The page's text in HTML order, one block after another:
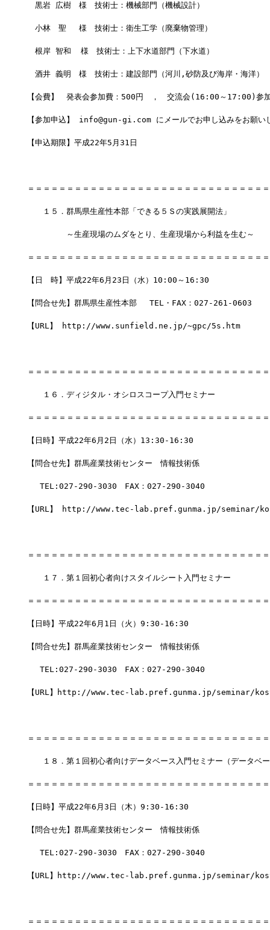
黒岩 広樹　様　技術士：機械部門（機械設計）
小林　聖　 様　技術士：衛生工学（廃棄物管理）
根岸 智和  様　技術士：上下水道部門（下水道）
酒井 義明　様　技術士：建設部門（河川,砂防及び海岸・海洋）
【会費】　発表会参加費：500円　，　交流会(16:00～17:00)参
【参加申込】 info@gun-gi.com にメールでお申し込みをお願い
【申込期限】平成22年5月31日
＝＝＝＝＝＝＝＝＝＝＝＝＝＝＝＝＝＝＝＝＝＝＝＝＝＝＝＝＝＝
１５．群馬県生産性本部「できる５Ｓの実践展開法」
～生産現場のムダをとり、生産現場から利益を生む～
＝＝＝＝＝＝＝＝＝＝＝＝＝＝＝＝＝＝＝＝＝＝＝＝＝＝＝＝＝＝
【日　時】平成22年6月23日（水）10:00～16:30
【問合せ先】群馬県生産性本部　 TEL・FAX：027-261-0603
【URL】 http://www.sunfield.ne.jp/~gpc/5s.htm
＝＝＝＝＝＝＝＝＝＝＝＝＝＝＝＝＝＝＝＝＝＝＝＝＝＝＝＝＝＝
１６．ディジタル・オシロスコープ入門セミナー
＝＝＝＝＝＝＝＝＝＝＝＝＝＝＝＝＝＝＝＝＝＝＝＝＝＝＝＝＝＝
【日時】平成22年6月2日（水）13:30-16:30
【問合せ先】群馬産業技術センター　情報技術係
TEL:027-290-3030　FAX：027-290-3040
【URL】 http://www.tec-lab.pref.gunma.jp/seminar/
＝＝＝＝＝＝＝＝＝＝＝＝＝＝＝＝＝＝＝＝＝＝＝＝＝＝＝＝＝＝
１７．第１回初心者向けスタイルシート入門セミナー
＝＝＝＝＝＝＝＝＝＝＝＝＝＝＝＝＝＝＝＝＝＝＝＝＝＝＝＝＝＝
【日時】平成22年6月1日（火）9:30-16:30
【問合せ先】群馬産業技術センター　情報技術係
TEL:027-290-3030　FAX：027-290-3040
【URL】http://www.tec-lab.pref.gunma.jp/seminar/
＝＝＝＝＝＝＝＝＝＝＝＝＝＝＝＝＝＝＝＝＝＝＝＝＝＝＝＝＝＝
１８．第１回初心者向けデータベース入門セミナー（データベ
＝＝＝＝＝＝＝＝＝＝＝＝＝＝＝＝＝＝＝＝＝＝＝＝＝＝＝＝＝＝
【日時】平成22年6月3日（木）9:30-16:30
【問合せ先】群馬産業技術センター　情報技術係
TEL:027-290-3030　FAX：027-290-3040
【URL】http://www.tec-lab.pref.gunma.jp/seminar/
＝＝＝＝＝＝＝＝＝＝＝＝＝＝＝＝＝＝＝＝＝＝＝＝＝＝＝＝＝＝